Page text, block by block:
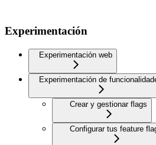
Experimentación
Experimentación web
Experimentación de
Crear y gestionar flags
Configurar tus feature